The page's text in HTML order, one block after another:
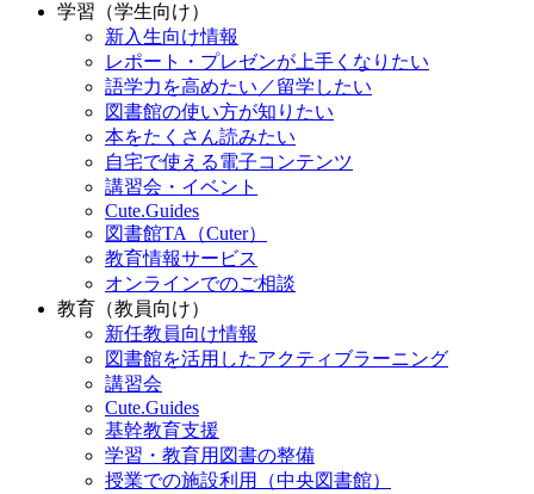
学習（学生向け）
新入生向け情報
レポート・プレゼンが上手くなりたい
語学力を高めたい／留学したい
図書館の使い方が知りたい
本をたくさん読みたい
自宅で使える電子コンテンツ
講習会・イベント
Cute.Guides
図書館TA（Cuter）
教育情報サービス
オンラインでのご相談
教育（教員向け）
新任教員向け情報
図書館を活用したアクティブラーニング
講習会
Cute.Guides
基幹教育支援
学習・教育用図書の整備
授業での施設利用（中央図書館）